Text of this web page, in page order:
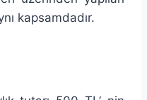
kapsamdadır.